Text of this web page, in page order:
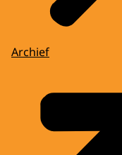
Archief